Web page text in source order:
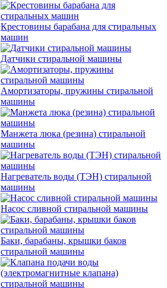
Крестовины барабана для стиральных
машин
Датчики стиральной машины
Амортизаторы, пружины стиральной
машины
Манжета люка (резина) стиральной
машины
Нагреватель воды (ТЭН) стиральной
машины
Насос сливной стиральной машины
Баки, барабаны, крышки баков
стиральной машины